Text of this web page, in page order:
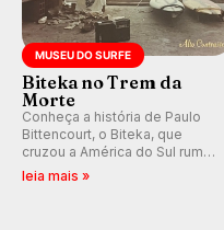
MUSEU DO SURFE
Biteka no Trem da
Morte
Conheça a história de Paulo
Bittencourt, o Biteka, que
cruzou a América do Sul rumo
ao Pacífico em uma jornada
leia mais »